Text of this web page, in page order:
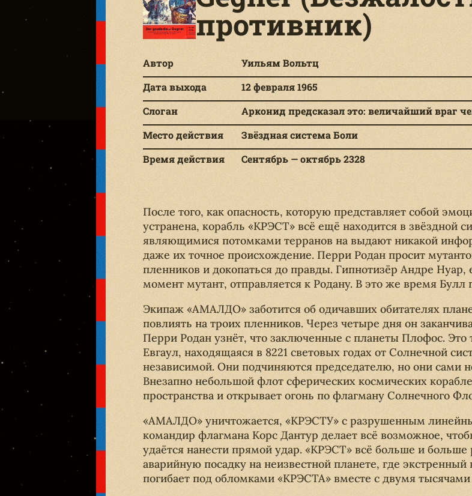
противник)
Автор
Уильям Вольтц
Дата выхода
12 февраля 1965
Слоган
Арконид предсказал это: величайший враг
Место действия
Звёздная система Боли
Время действия
Сентябрь — октябрь 2328
После того, как опасность, которую представляет собой
устранена, корабль «КРЭСТ» всё ещё находится в звёздной
являющимися потомками терранов на выдают никакой
даже их точное происхождение. Перри Родан просит
пленников и докопаться до правды. Гипнотизёр Андре
момент мутант, отправляется к Родану. В это же время
Экипаж «АМАЛДО» заботится об одичавших обитателях
повлиять на троих пленников. Через четыре дня он
Перри Родан узнёт, что заключенные с планеты Плофос. Это
Евгаул, находящаяся в 8221 световых годах от Солнечной
независимой. Они подчиняются председателю, но они сами
Внезапно небольшой флот сферических космических
пространства и открывает огонь по флагману Солнечного
«АМАЛДО» уничтожается, «КРЭСТУ» с разрушенным
командир флагмана Корс Дантур делает всё возможное,
удаётся нанести прямой удар. «КРЭСТ» всё больше и
аварийную посадку на неизвестной планете, где
погибает под обломками «КРЭСТА» вместе с двумя тысячами